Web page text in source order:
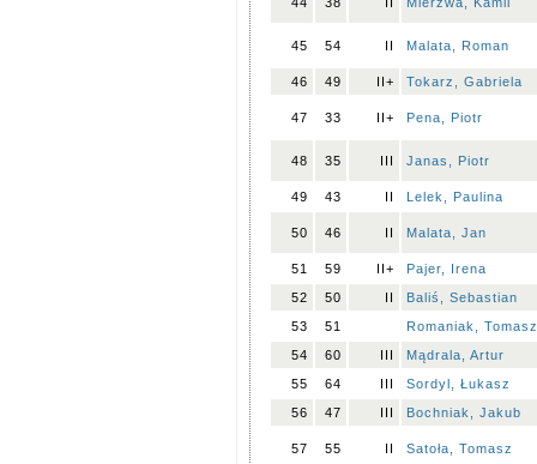
45 54 II Malata, Roman
46 49 II+ Tokarz, Gabriela
47 33 II+ Pena, Piotr
48 35 III Janas, Piotr
49 43 II Lelek, Paulina
50 46 II Malata, Jan
51 59 II+
Pajer, Irena
52
50 II
Baliś, Sebastian
53
51
Romaniak, Tomasz
54
60 III
Mądrala, Artur
55
64 III
Sordyl, Łukasz
56
47 III Bochniak, Jakub
57 55 II Satoła, Tomasz